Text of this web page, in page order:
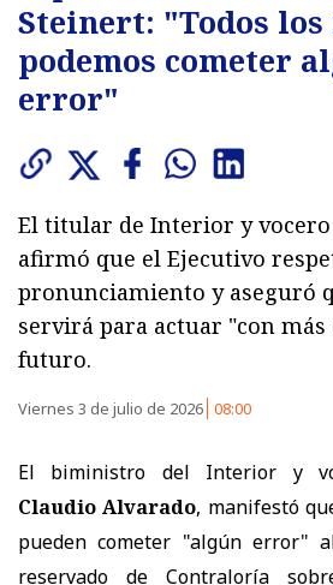
Steinert: "Todos
podemos cometer
error"
El titular de Interior y vocero
afirmó que el Ejecutivo
pronunciamiento y aseguró
servirá para actuar "con más
futuro.
Viernes 3 de julio de 2026 08:00
El biministro del Interior y
Claudio Alvarado, manifestó
pueden cometer "algún error"
reservado de Contraloría